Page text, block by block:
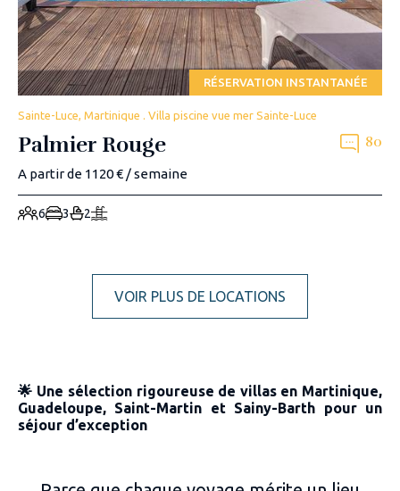
RÉSERVATION INSTANTANÉE
Sainte-Luce, Martinique . Villa piscine vue mer Sainte-Luce
Palmier Rouge 80
A partir de 1120 € / semaine
6 3 2
VOIR PLUS DE LOCATIONS
🌟 Une sélection rigoureuse de villas en Martinique,
Guadeloupe, Saint-Martin et Sainy-Barth pour un
séjour d’exception